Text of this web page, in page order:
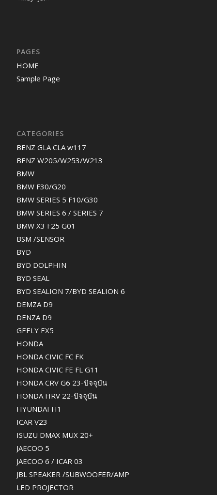
PAGES
HOME
Sample Page
CATEGORIES
BENZ GLA CLA w117
BENZ W205/W253/W213
BMW
BMW F30/G20
BMW SERIES 5 F10/G30
BMW SERIES 6 / SERIES 7
BMW X3 F25 G01
BSM /SENSOR
BYD
BYD DOLPHIN
BYD SEAL
BYD SEALION 7/BYD SEALION 6
DEMZA D9
DENZA D9
GEELY EX5
HONDA
HONDA CIVIC FC FK
HONDA CIVIC FE FL G11
HONDA CRV G6 23-ปัจจุบัน
HONDA HRV 22-ปัจจุบัน
HYUNDAI H1
ICAR V23
ISUZU DMAX MUX 20+
JAECOO 5
JAECOO 6 / ICAR 03
JBL SPEAKER /SUBWOOFER/AMP
LED PROJECTOR